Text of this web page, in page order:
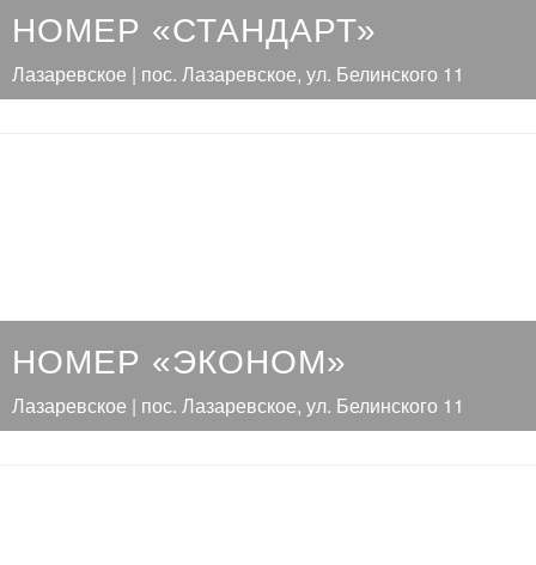
НОМЕР «СТАНДАРТ»
Лазаревское | пос. Лазаревское, ул. Белинского 11
НОМЕР «ЭКОНОМ»
Лазаревское | пос. Лазаревское, ул. Белинского 11